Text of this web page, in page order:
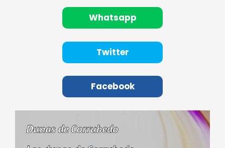
Whatsapp
Twitter
Facebook